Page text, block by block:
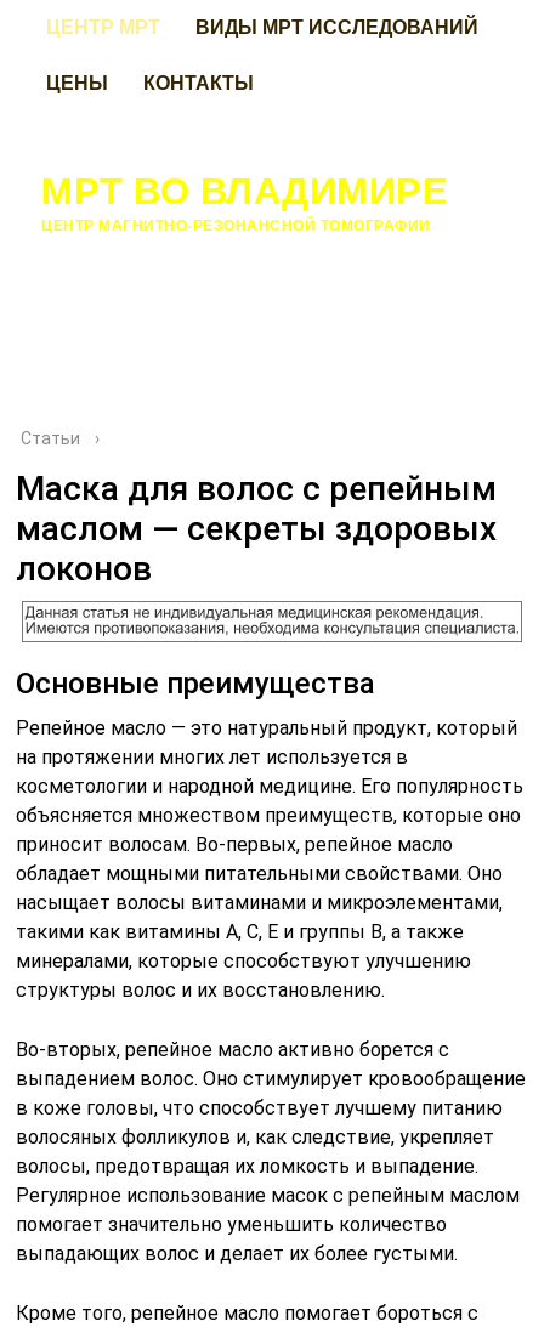
ЦЕНТР МРТ
ВИДЫ МРТ ИССЛЕДОВАНИЙ
ЦЕНЫ
КОНТАКТЫ
МРТ ВО ВЛАДИМИРЕ
ЦЕНТР МАГНИТНО-РЕЗОНАНСНОЙ ТОМОГРАФИИ
Статьи ›
Маска для волос с репейным
маслом — секреты здоровых
локонов
Основные преимущества
Репейное масло — это натуральный продукт, который
на протяжении многих лет используется в
косметологии и народной медицине. Его популярность
объясняется множеством преимуществ, которые оно
приносит волосам. Во-первых, репейное масло
обладает мощными питательными свойствами. Оно
насыщает волосы витаминами и микроэлементами,
такими как витамины A, C, E и группы B, а также
минералами, которые способствуют улучшению
структуры волос и их восстановлению.
Во-вторых, репейное масло активно борется с
выпадением волос. Оно стимулирует кровообращение
в коже головы, что способствует лучшему питанию
волосяных фолликулов и, как следствие, укрепляет
волосы, предотвращая их ломкость и выпадение.
Регулярное использование масок с репейным маслом
помогает значительно уменьшить количество
выпадающих волос и делает их более густыми.
Кроме того, репейное масло помогает бороться с